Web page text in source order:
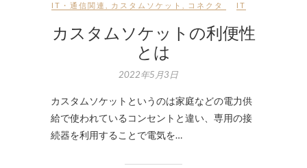
IT・通信関連 カスタムソケット コネクタ IT
カスタムソケットの利便性
とは
2022年5月3日
カスタムソケットというのは家庭などの電力供
給で使われているコンセントと違い、専用の接
続器を利用することで電気を…